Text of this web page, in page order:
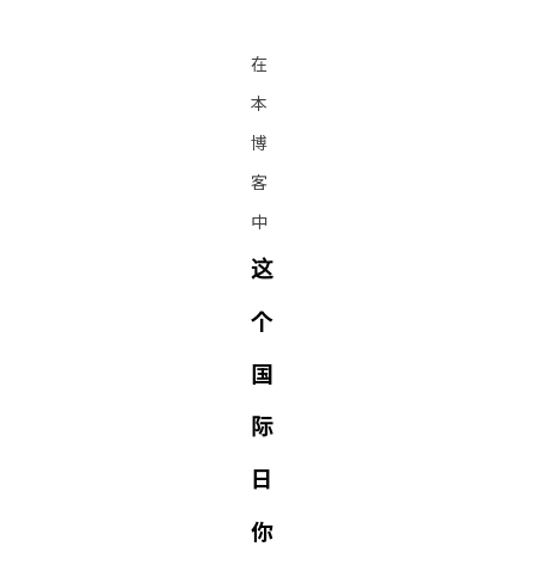
在
本
博
客
中
这
个
国
际
日
你